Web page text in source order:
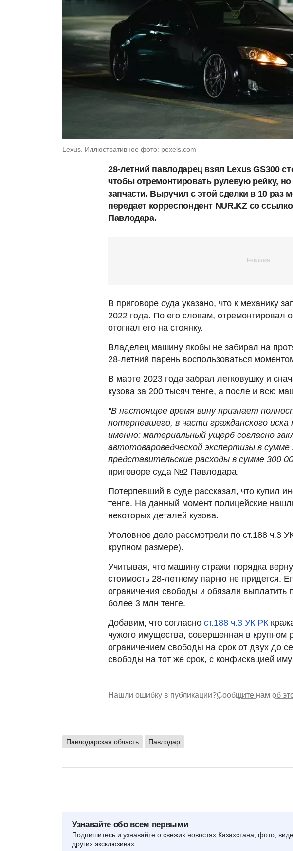
Lexus. Иллюстративное фото: pexels.com
28-летний павлодарец взял Lexus GS300
чтобы отремонтировать рулевую рейку,
запчасти. Выручил с этой сделки в 10
передает корреспондент NUR.KZ со
Павлодара.
В приговоре суда указано, что к механику
2022 года. По его словам, отремонтировал
отогнал его на стоянку.
Владелец машину якобы не забирал на
28-летний парень воспользоваться
В марте 2023 года забрал легковушку и
кузова за 200 тысяч тенге, а после и всю
"В настоящее время вину признает
потерпевшего, в части гражданского иска
именно: материальный ущерб согласно
автотовароведческой экспертизы в
представительские расходы в сумме 300
приговоре суда №2 Павлодара.
Потерпевший в суде рассказал, что купил
тенге. На данный момент полицейские
некоторых деталей кузова.
Уголовное дело рассмотрели по ст.188 ч.3
крупном размере).
Учитывая, что машину стражи порядка
стоимость 28-летнему парню не придется.
ограничения свободы и обязали
более 3 млн тенге.
Добавим, что согласно ст.188 ч.3 УК РК
чужого имущества, совершенная в крупном
ограничением свободы на срок от двух до
свободы на тот же срок, с конфискацией
Нашли ошибку в публикации?Сообщите нам об
Павлодарская область Павлодар
Узнавайте обо всем первыми
Подпишитесь и узнавайте о свежих новостях Казахстана, фото,
других эксклюзивах